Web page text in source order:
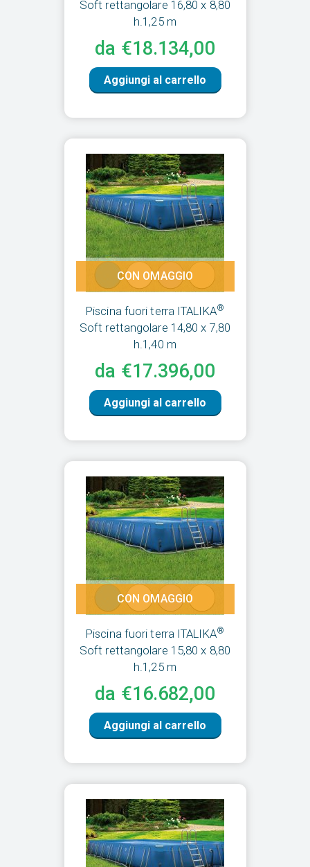
Soft rettangolare 16,80 x 8,80
h.1,25 m
da €18.134,00
Aggiungi al carrello
Piscina fuori terra ITALIKA®
Soft rettangolare 14,80 x 7,80
h.1,40 m
da €17.396,00
Aggiungi al carrello
CON OMAGGIO
Piscina fuori terra ITALIKA®
Soft rettangolare 15,80 x 8,80
h.1,25 m
da €16.682,00
Aggiungi al carrello
CON OMAGGIO